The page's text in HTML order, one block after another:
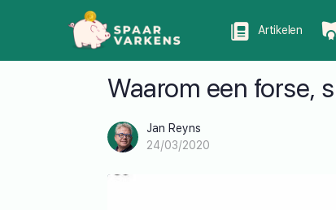
Artikelen
Waarom een forse,
Jan Reyns
24/03/2020